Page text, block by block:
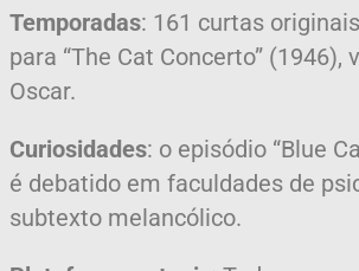
Temporadas: 161 curtas
para “The Cat Concerto” (1946),
Oscar.
Curiosidades: o episódio “Blue
é debatido em faculdades de
subtexto melancólico.